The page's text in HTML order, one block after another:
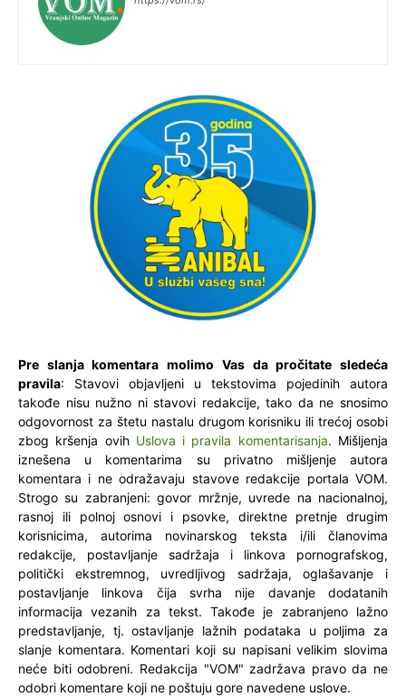
Pre slanja komentara molimo Vas da pročitate sledeća
pravila: Stavovi objavljeni u tekstovima pojedinih autora
takođe nisu nužno ni stavovi redakcije, tako da ne snosimo
odgovornost za štetu nastalu drugom korisniku ili trećoj osobi
zbog kršenja ovih Uslova i pravila komentarisanja. Mišljenja
iznešena u komentarima su privatno mišljenje autora
komentara i ne odražavaju stavove redakcije portala VOM.
Strogo su zabranjeni: govor mržnje, uvrede na nacionalnoj,
rasnoj ili polnoj osnovi i psovke, direktne pretnje drugim
korisnicima, autorima novinarskog teksta i/ili članovima
redakcije, postavljanje sadržaja i linkova pornografskog,
politički ekstremnog, uvredljivog sadržaja, oglašavanje i
postavljanje linkova čija svrha nije davanje dodatanih
informacija vezanih za tekst. Takođe je zabranjeno lažno
predstavljanje, tj. ostavljanje lažnih podataka u poljima za
slanje komentara. Komentari koji su napisani velikim slovima
neće biti odobreni. Redakcija "VOM" zadržava pravo da ne
odobri komentare koji ne poštuju gore navedene uslove.